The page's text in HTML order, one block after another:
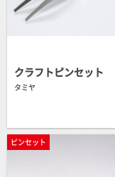
クラフトピンセット
タミヤ
ピンセット